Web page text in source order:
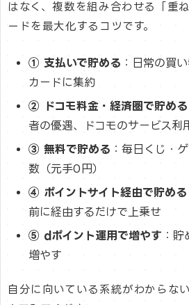
はなく、複数を組み合わせる「重
ードを最大化するコツです。
① 支払いで貯める ：日常の買
カードに集約
② ドコモ料金・経済圏で貯める
者の優遇、ドコモのサービス利
③ 無料で貯める ：毎日くじ・
数（元手0円）
④ ポイントサイト経由で貯める
前に経由するだけで上乗せ
⑤ dポイント運用で増やす ：
増やす
自分に向いている系統がわからな